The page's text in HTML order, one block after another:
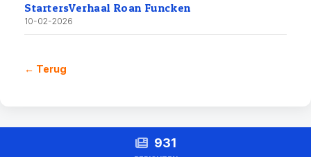
StartersVerhaal Roan Funcken
10-02-2026
← Terug
931